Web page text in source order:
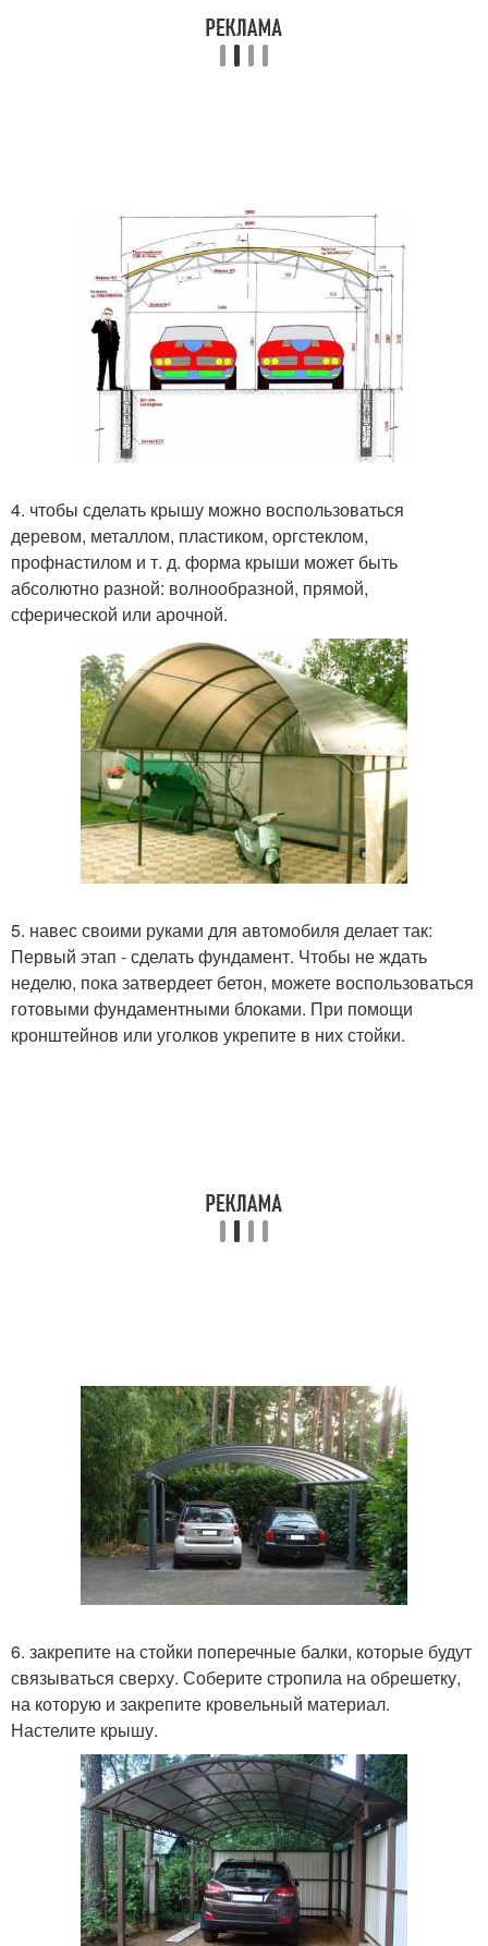
4. чтобы сделать крышу можно воспользоваться
деревом, металлом, пластиком, оргстеклом,
профнастилом и т. д. форма крыши может быть
абсолютно разной: волнообразной, прямой,
сферической или арочной.
5. навес своими руками для автомобиля делает так:
Первый этап - сделать фундамент. Чтобы не ждать
неделю, пока затвердеет бетон, можете воспользоваться
готовыми фундаментными блоками. При помощи
кронштейнов или уголков укрепите в них стойки.
6. закрепите на стойки поперечные балки, которые будут
связываться сверху. Соберите стропила на обрешетку,
на которую и закрепите кровельный материал.
Настелите крышу.